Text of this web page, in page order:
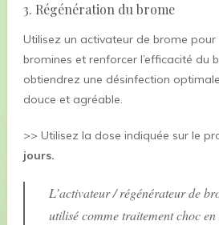
3. Régénération du brome
Utilisez un activateur de brome pour
bromines et renforcer l’efficacité du
obtiendrez une désinfection
douce et agréable.
>> Utilisez la dose indiquée sur le
jours.
L’activateur / régénérateur de
utilisé comme traitement choc